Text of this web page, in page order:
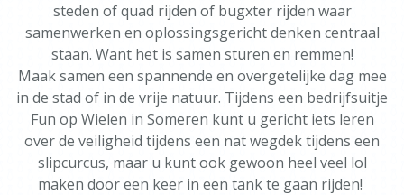
steden of quad rijden of bugxter rijden waar
samenwerken en oplossingsgericht denken centraal
staan. Want het is samen sturen en remmen!
Maak samen een spannende en overgetelijke dag mee
in de stad of in de vrije natuur. Tijdens een bedrijfsuitje
Fun op Wielen in Someren kunt u gericht iets leren
over de veiligheid tijdens een nat wegdek tijdens een
slipcurcus, maar u kunt ook gewoon heel veel lol
maken door een keer in een tank te gaan rijden!